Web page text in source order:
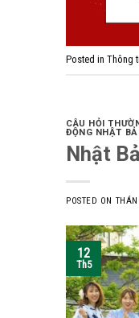
Posted in Thông
CÂU HỎI
ĐỘNG NHẬT
Nhật
POSTED ON
12
Th5